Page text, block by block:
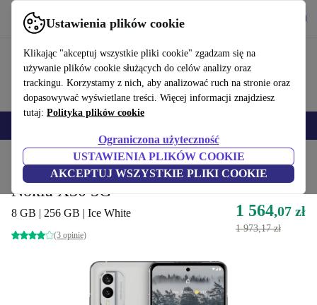
Ustawienia plików cookie
Klikając "akceptuj wszystkie pliki cookie" zgadzam się na
używanie plików cookie służących do celów analizy oraz
trackingu. Korzystamy z nich, aby analizować ruch na stronie oraz
dopasowywać wyświetlane treści. Więcej informacji znajdziesz
tutaj: Polityka plików cookie
Ograniczona użyteczność
USTAWIENIA PLIKÓW COOKIE
AKCEPTUJ WSZYSTKIE PLIKI COOKIE
Korzystaj z refurbed szybko i łatwo
Produkty Telefony i smartfony Telefony Nokia
Nokia X30 5G
8 GB | 256 GB | Ice White
(3 opinie)
1 564,07 zł
1 973,17 zł